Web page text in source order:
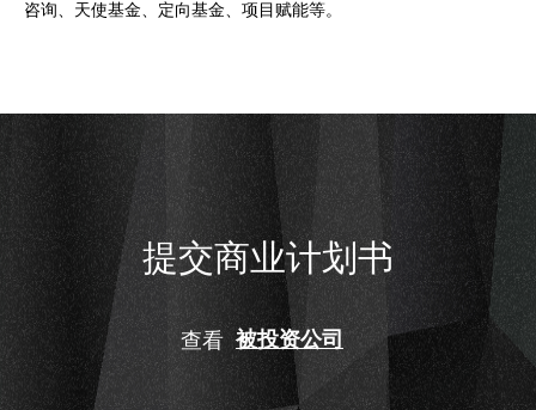
咨询、天使基金、定向基金、项目赋能等。
提交商业计划书
查看 被投资公司